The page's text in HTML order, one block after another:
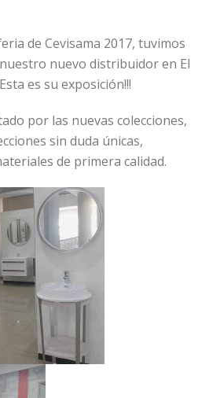
de Cevisama 2017, tuvimos
nuevo distribuidor en El
es su exposición!!!
por las nuevas colecciones,
sin duda únicas,
de primera calidad.